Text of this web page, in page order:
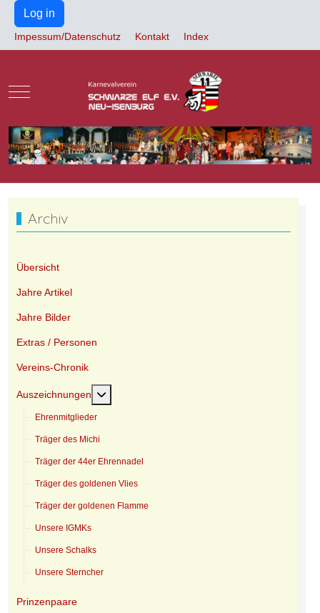
Log in
Impessum/Datenschutz Kontakt Index
Mobile Menu Toggle
Archiv
Übersicht
Jahre Artikel
Jahre Bilder
Extras / Personen
Vereins-Chronik
Auszeichnungen Weitere Informationen: Auszeichnungen
Ehrenmitglieder
Träger des Michi
Träger der 44er Ehrennadel
Träger des goldenen Vlies
Träger der goldenen Flamme
Unsere IGMKs
Unsere Schalks
Unsere Sterncher
Prinzenpaare